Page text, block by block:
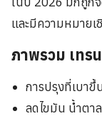
และมีความหมาย
ภาพรวม เทร
การปรุงที่เบาขึ้น
ลดไขมัน น้ำตาล